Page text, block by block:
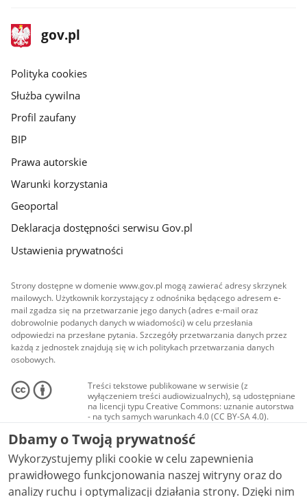
stopka
gov.pl
Strona
gov.pl
gov.pl
Polityka cookies
Służba cywilna
Profil zaufany
BIP
Prawa autorskie
Warunki korzystania
Geoportal
Deklaracja dostępności serwisu Gov.pl
Ustawienia prywatności
Strony dostępne w domenie www.gov.pl mogą zawierać adresy skrzynek
mailowych. Użytkownik korzystający z odnośnika będącego adresem e-
mail zgadza się na przetwarzanie jego danych (adres e-mail oraz
dobrowolnie podanych danych w wiadomości) w celu przesłania
odpowiedzi na przesłane pytania. Szczegóły przetwarzania danych przez
każdą z jednostek znajdują się w ich politykach przetwarzania danych
osobowych.
Treści tekstowe publikowane w serwisie (z
wyłączeniem treści audiowizualnych), są udostępniane
na licencji typu Creative Commons: uznanie autorstwa
- na tych samych warunkach 4.0 (CC BY-SA 4.0).
Materiały audiowizualne, w tym zdjęcia, materiały
audio i wideo, są udostępniane na licencji typu
Creative Commons: uznanie autorstwa użycie
niekomercyjne - bez utworów zależnych 4.0 (CC BY-
NC-ND 4.0), o ile nie jest to stwierdzone inaczej.
Dbamy o Twoją prywatność
Wykorzystujemy pliki cookie w celu zapewnienia
prawidłowego funkcjonowania naszej witryny oraz do
analizy ruchu i optymalizacji działania strony. Dzięki nim